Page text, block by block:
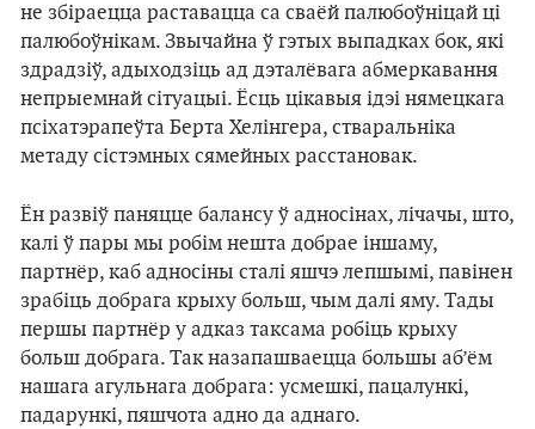
не збіраецца раставацца са сваёй палюбоўніцай ці
палюбоўнікам. Звычайна ў гэтых выпадках бок, які
здрадзіў, адыходзіць ад дэталёвага абмеркавання
непрыемнай сітуацыі. Ёсць цікавыя ідэі нямецкага
псіхатэрапеўта Берта Хелінгера, стваральніка
метаду сістэмных сямейных расстановак.
Ён развіў паняцце балансу ў адносінах, лічачы, што,
калі ў пары мы робім нешта добрае іншаму,
партнёр, каб адносіны сталі яшчэ лепшымі, павінен
зрабіць добрага крыху больш, чым далі яму. Тады
першы партнёр у адказ таксама робіць крыху
больш добрага. Так назапашваецца большы аб’ём
нашага агульнага добрага: усмешкі, пацалункі,
падарункі, пяшчота адно да аднаго.